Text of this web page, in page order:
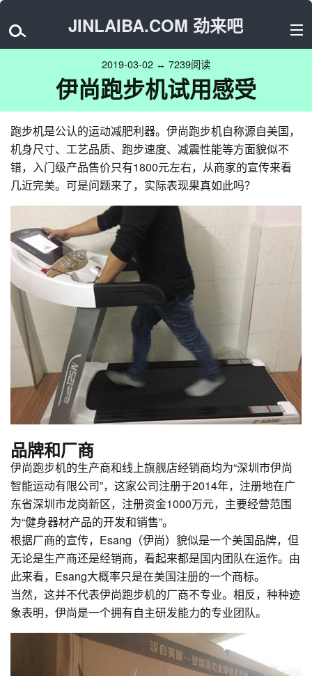
JINLAIBA.COM 劲来吧
2019-03-02 ↔ 7239阅读
伊尚跑步机试用感受
跑步机是公认的运动减肥利器。伊尚跑步机自称源自美国，
机身尺寸、工艺品质、跑步速度、减震性能等方面貌似不
错，入门级产品售价只有1800元左右，从商家的宣传来看
几近完美。可是问题来了，实际表现果真如此吗？
品牌和厂商
伊尚跑步机的生产商和线上旗舰店经销商均为“深圳市伊尚
智能运动有限公司”，这家公司注册于2014年，注册地在广
东省深圳市龙岗新区，注册资金1000万元，主要经营范围
为“健身器材产品的开发和销售”。
根据厂商的宣传，Esang（伊尚）貌似是一个美国品牌，但
无论是生产商还是经销商，看起来都是国内团队在运作。由
此来看，Esang大概率只是在美国注册的一个商标。
当然，这并不代表伊尚跑步机的厂商不专业。相反，种种迹
象表明，伊尚是一个拥有自主研发能力的专业团队。